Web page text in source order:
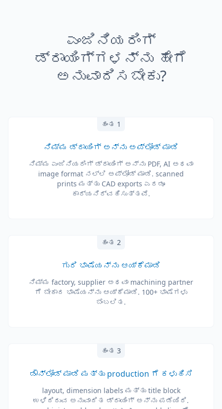
ಎಂಜಿನಿಯರಿಂಗ್
ಡ್ರಾಯಿಂಗ್‌ಗಳನ್ನು ಹೇಗೆ
ಅನುವಾದಿಸಬೇಕು?
ಹಂತ 1
ನಿಮ್ಮ ಡ್ರಾಯಿಂಗ್ ಅನ್ನು ಅಪ್‌ಲೋಡ್ ಮಾಡಿ
ನಿಮ್ಮ ಎಂಜಿನಿಯರಿಂಗ್ ಡ್ರಾಯಿಂಗ್ ಅನ್ನು PDF, AI ಅಥವಾ
image format ನಲ್ಲಿ ಅಪ್‌ಲೋಡ್ ಮಾಡಿ. scanned
prints ಮತ್ತು CAD exports ಎರಡೂ
ಕಾರ್ಯನಿರ್ವಹಿಸುತ್ತವೆ.
ಹಂತ 2
ಗುರಿ ಭಾಷೆಯನ್ನು ಆಯ್ಕೆಮಾಡಿ
ನಿಮ್ಮ factory, supplier ಅಥವಾ machining partner
ಗೆ ಬೇಕಾದ ಭಾಷೆಯನ್ನು ಆಯ್ಕೆಮಾಡಿ. 100+ ಭಾಷೆಗಳು
ಬೆಂಬಲಿತ.
ಹಂತ 3
ಡೌನ್‌ಲೋಡ್ ಮಾಡಿ ಮತ್ತು production ಗೆ ಕಳುಹಿಸಿ
layout, dimension labels ಮತ್ತು title block
ಉಳಿದಿರುವ ಅನುವಾದಿತ ಡ್ರಾಯಿಂಗ್ ಅನ್ನು ಪಡೆಯಿರಿ.